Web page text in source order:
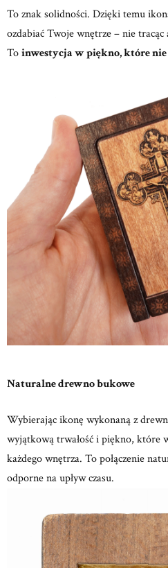
To znak solidności. Dzięki temu
ozdabiać Twoje wnętrze – nie
To inwestycja w piękno, które
Naturalne drewno bukowe
Wybierając ikonę wykonaną z
wyjątkową trwałość i piękno, które
każdego wnętrza. To połączenie
odporne na upływ czasu.